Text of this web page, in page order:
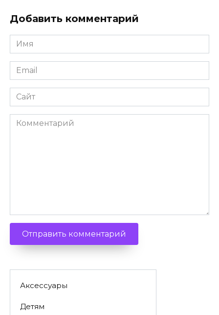
Добавить комментарий
Имя
Email
Сайт
Комментарий
Аксессуары
Детям